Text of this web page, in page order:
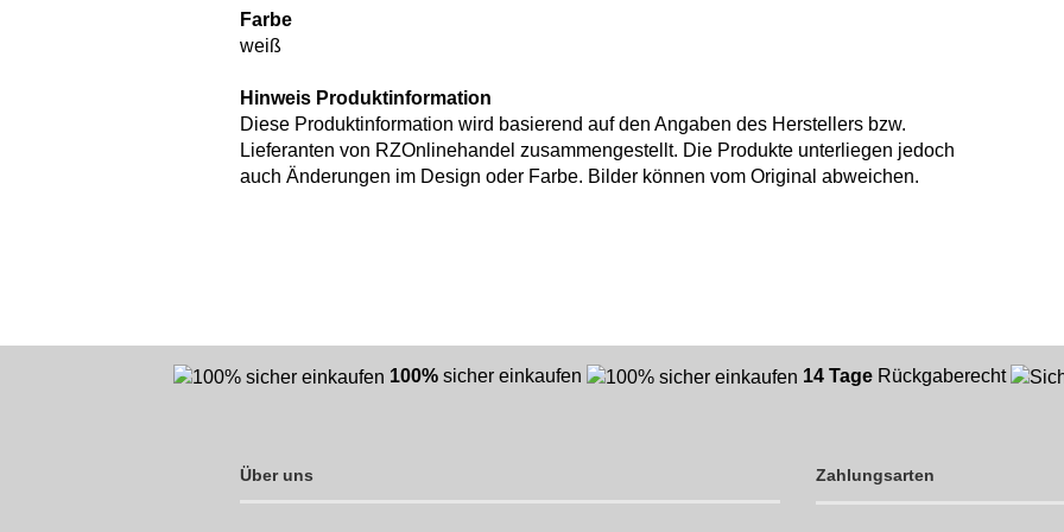
Farbe
weiß
Hinweis Produktinformation
Diese Produktinformation wird basierend auf den Angaben des Herstellers bzw.
Lieferanten von RZOnlinehandel zusammengestellt. Die Produkte unterliegen jedoch
auch Änderungen im Design oder Farbe. Bilder können vom Original abweichen.
100% sicher einkaufen 14 Tage Rückgaberecht
Über uns Zahlungsarten